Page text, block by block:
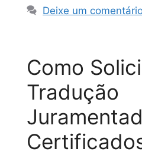
Deixe um
Como
Tradução